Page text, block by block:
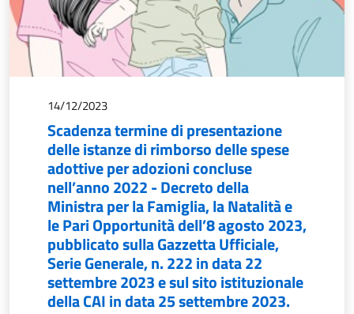
14/12/2023
Scadenza termine di presentazione
delle istanze di rimborso delle spese
adottive per adozioni concluse
nell’anno 2022 - Decreto della
Ministra per la Famiglia, la Natalità e
le Pari Opportunità dell’8 agosto 2023,
pubblicato sulla Gazzetta Ufficiale,
Serie Generale, n. 222 in data 22
settembre 2023 e sul sito istituzionale
della CAI in data 25 settembre 2023.